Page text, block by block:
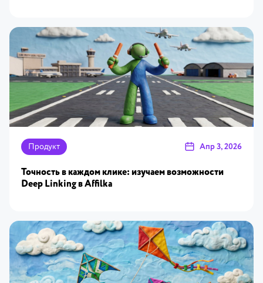
Продукт Апр 3, 2026
Точность в каждом клике: изучаем возможности
Deep Linking в Affilka